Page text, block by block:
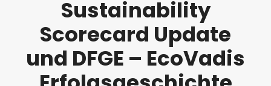
Sustainability
Scorecard Update
und DFGE – EcoVadis